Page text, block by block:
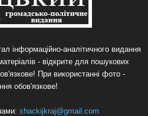
інформаційно-аналітичного видання
- відкрите для пошукових
При використанні фото -
обов'язкове!
shackijkraj@gmail.com